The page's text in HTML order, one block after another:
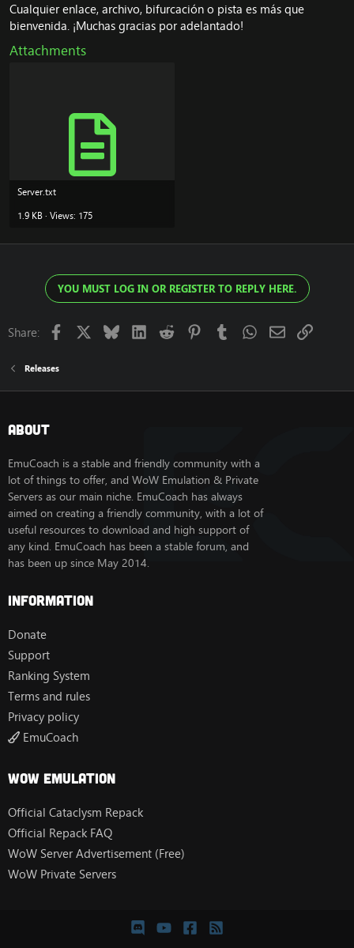
Cualquier enlace, archivo, bifurcación o pista es más que
bienvenida. ¡Muchas gracias por adelantado!
Attachments
Server.txt
1.9 KB · Views: 175
YOU MUST LOG IN OR REGISTER TO REPLY HERE.
Share: Facebook BlueskyLinkedIn
Reddit PinterestTumblrWhatsApp
EmailLink
Releases
About
EmuCoach is a stable and friendly community with a
lot of things to offer, and WoW Emulation & Private
Servers as our main niche. EmuCoach has always
aimed on creating a friendly community, with a lot of
useful resources to download and high support of
any kind. EmuCoach has been a stable forum, and
has been up since May 2014.
Information
Donate
Support
Ranking System
Terms and rules
Privacy policy
EmuCoach
Wow Emulation
Official Cataclysm Repack
Official Repack FAQ
WoW Server Advertisement (Free)
WoW Private Servers